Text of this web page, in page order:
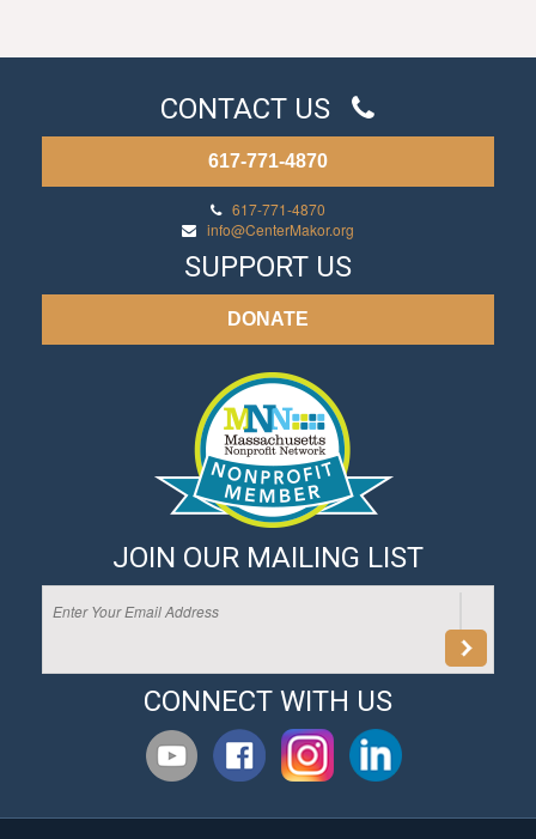
CONTACT US
617-771-4870
617-771-4870
info@CenterMakor.org
SUPPORT US
DONATE
JOIN OUR MAILING LIST
CONNECT WITH US